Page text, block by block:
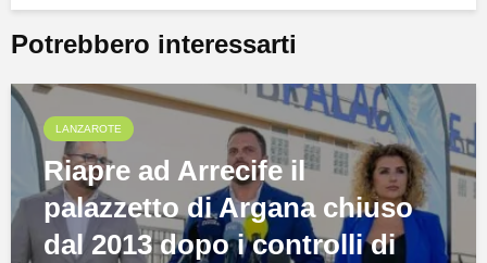
Potrebbero interessarti
LANZAROTE
Riapre ad Arrecife il
palazzetto di Argana chiuso
dal 2013 dopo i controlli di